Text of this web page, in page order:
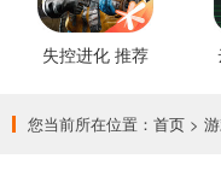
失控进化 推荐
您当前所在位置： 首页 >